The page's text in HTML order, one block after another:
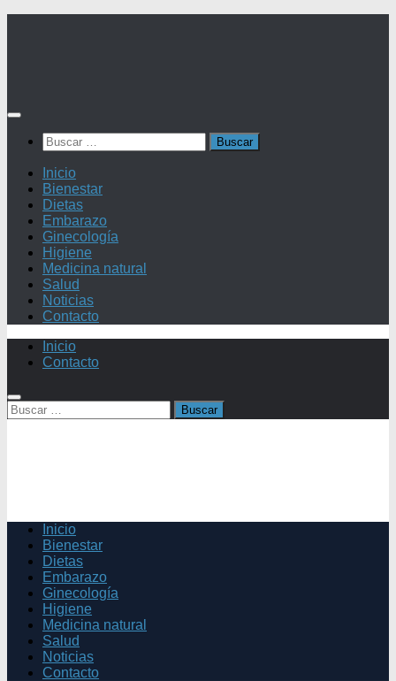
Buscar:
Inicio
Bienestar
Dietas
Embarazo
Ginecología
Higiene
Medicina natural
Salud
Noticias
Contacto
Inicio
Contacto
Buscar:
Inicio
Bienestar
Dietas
Embarazo
Ginecología
Higiene
Medicina natural
Salud
Noticias
Contacto